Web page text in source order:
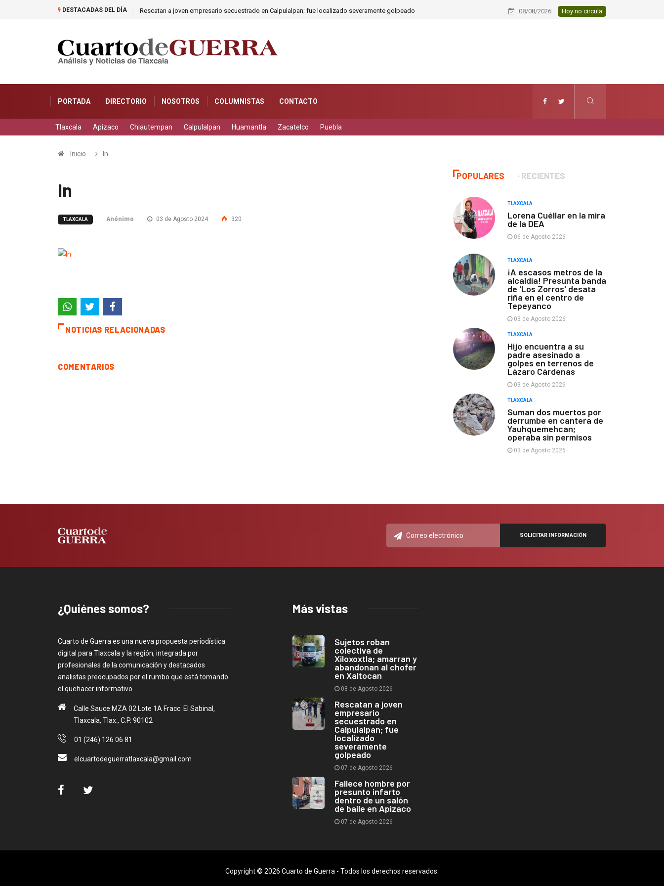
DESTACADAS DEL DÍA Rescatan a joven empresario secuestrado en Calpulalpan; fue localizado severamente golpeado Fallece hombre por presunto
08/08/2026 Hoy no circula
PORTADA DIRECTORIO NOSOTROS COLUMNISTAS CONTACTO
Tlaxcala Apizaco Chiautempan Calpulalpan Huamantla Zacatelco Puebla
Inicio In
In
TLAXCALA Anónimo 03 de Agosto 2024 320
NOTICIAS RELACIONADAS
COMENTARIOS
POPULARES RECIENTES
TLAXCALA
Lorena Cuéllar en la mira
de la DEA
06 de Agosto 2026
TLAXCALA
¡A escasos metros de la
alcaldía! Presunta banda
de 'Los Zorros' desata
riña en el centro de
Tepeyanco
03 de Agosto 2026
TLAXCALA
Hijo encuentra a su
padre asesinado a
golpes en terrenos de
Lázaro Cárdenas
03 de Agosto 2026
TLAXCALA
Suman dos muertos por
derrumbe en cantera de
Yauhquemehcan;
operaba sin permisos
03 de Agosto 2026
¿Quiénes somos?
Cuarto de Guerra es una nueva propuesta periodística
digital para Tlaxcala y la región, integrada por
profesionales de la comunicación y destacados
analistas preocupados por el rumbo que está tomando
el quehacer informativo.
Calle Sauce MZA 02 Lote 1A Fracc: El Sabinal,
Tlaxcala, Tlax., C.P. 90102
01 (246) 126 06 81
elcuartodeguerratlaxcala@gmail.com
Más vistas
Sujetos roban
colectiva de
Xiloxoxtla; amarran y
abandonan al chofer
en Xaltocan
08 de Agosto 2026
Rescatan a joven
empresario
secuestrado en
Calpulalpan; fue
localizado
severamente
golpeado
07 de Agosto 2026
Fallece hombre por
presunto infarto
dentro de un salón
de baile en Apizaco
07 de Agosto 2026
Copyright © 2026 Cuarto de Guerra - Todos los derechos reservados.